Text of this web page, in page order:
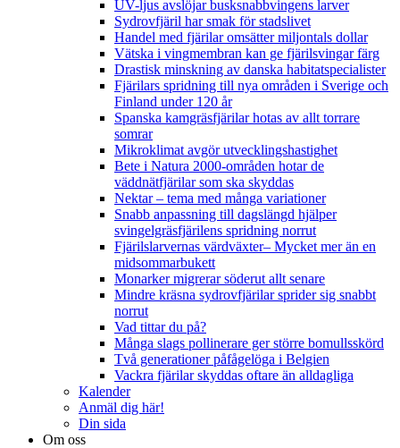
UV-ljus avslöjar busksnabbvingens larver
Sydrovfjäril har smak för stadslivet
Handel med fjärilar omsätter miljontals dollar
Vätska i vingmembran kan ge fjärilsvingar färg
Drastisk minskning av danska habitatspecialister
Fjärilars spridning till nya områden i Sverige och
Finland under 120 år
Spanska kamgräsfjärilar hotas av allt torrare
somrar
Mikroklimat avgör utvecklingshastighet
Bete i Natura 2000-områden hotar de
väddnätfjärilar som ska skyddas
Nektar – tema med många variationer
Snabb anpassning till dagslängd hjälper
svingelgräsfjärilens spridning norrut
Fjärilslarvernas värdväxter– Mycket mer än en
midsommarbukett
Monarker migrerar söderut allt senare
Mindre kräsna sydrovfjärilar sprider sig snabbt
norrut
Vad tittar du på?
Många slags pollinerare ger större bomullsskörd
Två generationer påfågelöga i Belgien
Vackra fjärilar skyddas oftare än alldagliga
Kalender
Anmäl dig här!
Din sida
Om oss